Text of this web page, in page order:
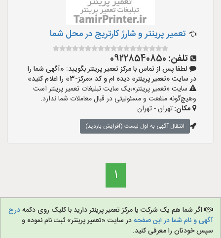
تعمیر پرینتر و شارژ کارتریج در محل شما
تلفن: 09228540850
لطفا پس از تماس با مرکز تعمیر پرینتر بگویید: «آگهی شما را
در سایت «تعمیر پرینتر» دیده ام و کد «مرکز-3» را اعلام کنید»
سایت «تعمیر پرینتر»،یک سایت تبلیغات تعمیر پرینتر است
وهیچ‌گونه منفعت و مسئولیتی در قبال معاملات شما ندارد.
مکان:تهران - تهران
انتقال آگهی به اول لیست (افزایش بازدید)
1
اگر شما هم یک شرکت یا مرکز تعمیر پرینتر دارید با کلیک روی دکمهدرج
آگهی و نام شما در این صفحهدر سایت «تعمیر پرینتر» ثبت نام نموده و
سپس خودتان را معرفی کنید.